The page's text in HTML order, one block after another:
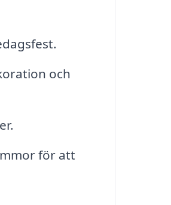
och
för att